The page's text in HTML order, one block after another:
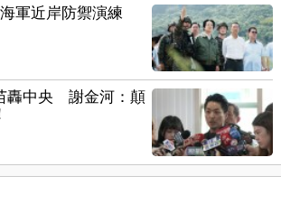
軍近岸防禦演練
轟中央 謝金河：顛